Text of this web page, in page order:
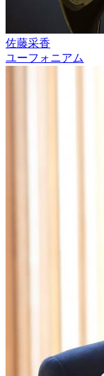
佐藤采香
ユーフォニアム